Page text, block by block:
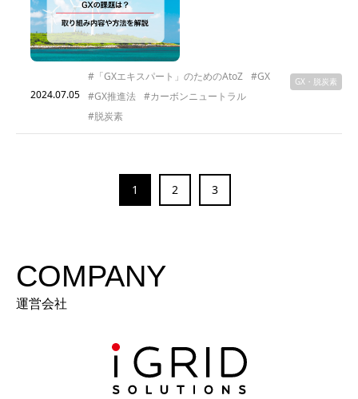
2024.07.05
#「GXエキスパート」のためのAtoZ
#GX
#GX推進法
#カーボンニュートラル
#脱炭素
GX・脱炭素
1 2 3
COMPANY
運営会社